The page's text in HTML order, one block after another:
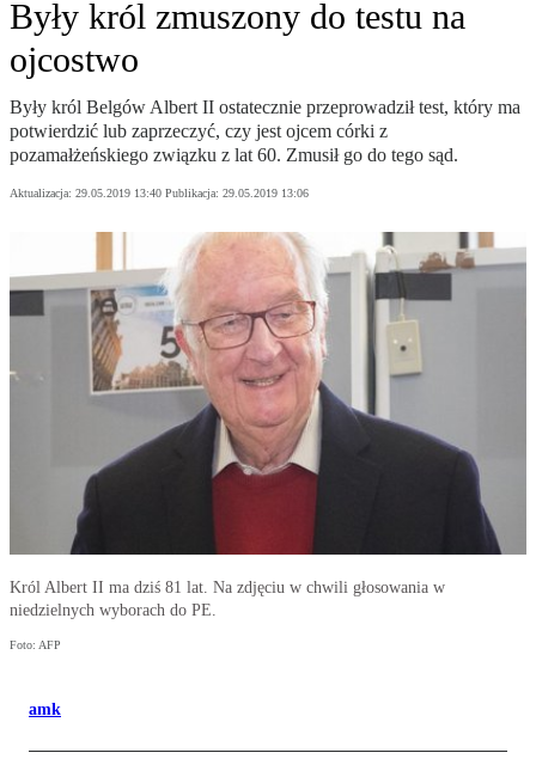
Były król zmuszony do testu na
ojcostwo
Były król Belgów Albert II ostatecznie przeprowadził test, który ma
potwierdzić lub zaprzeczyć, czy jest ojcem córki z
pozamałżeńskiego związku z lat 60. Zmusił go do tego sąd.
Aktualizacja: 29.05.2019 13:40 Publikacja: 29.05.2019 13:06
Król Albert II ma dziś 81 lat. Na zdjęciu w chwili głosowania w
niedzielnych wyborach do PE.
Foto: AFP
amk